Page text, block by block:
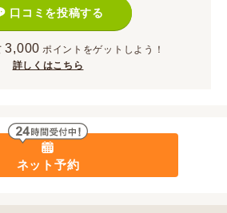
口コミを投稿する
3,000 ポイント をゲットしよう！
詳しくはこちら
ネット予約